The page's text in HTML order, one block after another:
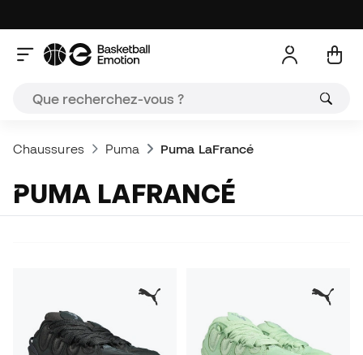
Chaussures Puma Puma LaFrancé
PUMA LAFRANCÉ